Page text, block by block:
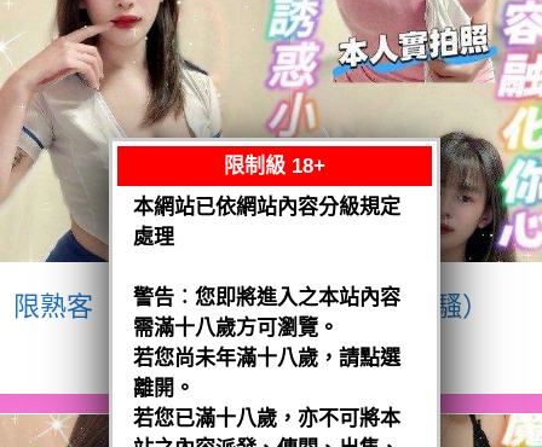
限熟客【八德】宥瑄 泰國$2500（騷）
閱讀全文
限制級 18+
本網站已依網站內容分級規定
處理
警告︰您即將進入之本站內容
需滿十八歲方可瀏覽。
若您尚未年滿十八歲，請點選
離開。
若您已滿十八歲，亦不可將本